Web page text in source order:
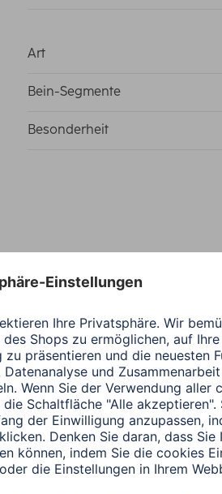
Art
Bein-Segmente
Besonderheit
0151 18814553